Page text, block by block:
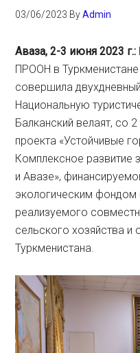
03/06/2023 ByAdmin
Аваза, 2-3 июня 2023 г.:
ПРООН в
совершила
Национальную
Балканский велаят, со
проекта «Устойчивые
Комплексное развитие
и Авазе»,
экологическим
реализуемого
сельского хозяйства
Туркменистана.